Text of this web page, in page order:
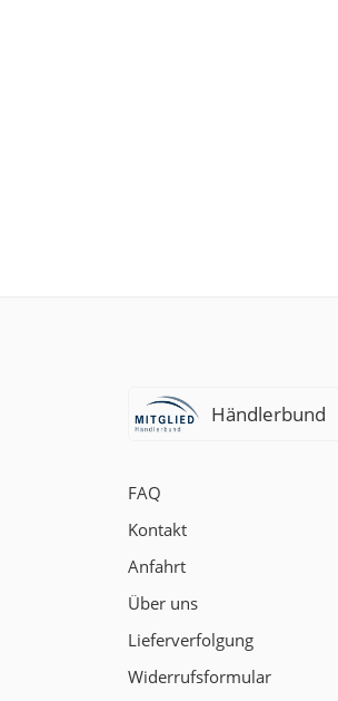
Händlerbund
FAQ
Kontakt
Anfahrt
Über uns
Lieferverfolgung
Widerrufsformular